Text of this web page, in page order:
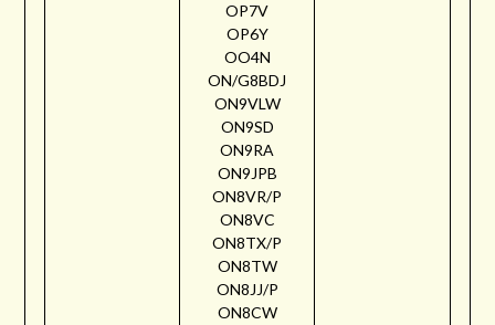
OP7V
OP6Y
OO4N
ON/G8BDJ
ON9VLW
ON9SD
ON9RA
ON9JPB
ON8VR/P
ON8VC
ON8TX/P
ON8TW
ON8JJ/P
ON8CW